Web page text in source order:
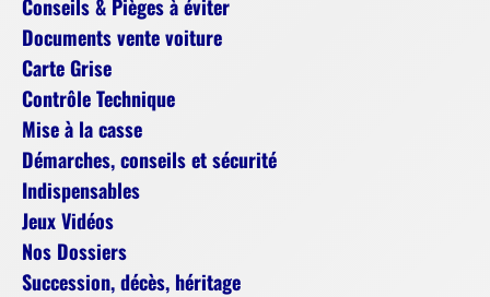
Conseils & Pièges à éviter
Documents vente voiture
Carte Grise
Contrôle Technique
Mise à la casse
Démarches, conseils et sécurité
Indispensables
Jeux Vidéos
Nos Dossiers
Succession, décès, héritage